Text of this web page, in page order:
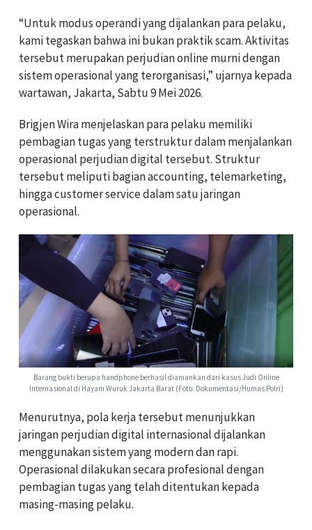
“Untuk modus operandi yang dijalankan para pelaku,
kami tegaskan bahwa ini bukan praktik scam. Aktivitas
tersebut merupakan perjudian online murni dengan
sistem operasional yang terorganisasi,” ujarnya kepada
wartawan, Jakarta, Sabtu 9 Mei 2026.
Brigjen Wira menjelaskan para pelaku memiliki
pembagian tugas yang terstruktur dalam menjalankan
operasional perjudian digital tersebut. Struktur
tersebut meliputi bagian accounting, telemarketing,
hingga customer service dalam satu jaringan
operasional.
Barang bukti berupa handphone berhasil diamankan dari kasus Judi Online
Internasional di Hayam Wuruk Jakarta Barat (Foto: Dokumentasi/Humas Polri)
Menurutnya, pola kerja tersebut menunjukkan
jaringan perjudian digital internasional dijalankan
menggunakan sistem yang modern dan rapi.
Operasional dilakukan secara profesional dengan
pembagian tugas yang telah ditentukan kepada
masing-masing pelaku.